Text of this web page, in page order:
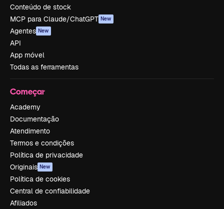
Conteúdo de stock
MCP para Claude/ChatGPT New
Agentes New
API
App móvel
Todas as ferramentas
Começar
Academy
Documentação
Atendimento
Termos e condições
Política de privacidade
Originais New
Política de cookies
Central de confiabilidade
Afiliados